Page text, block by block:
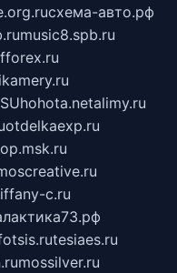
схема-авто.рф
music8.spb.ru
hohota.netalimy.ru
otdelkaexp.ru
c.ru
tesiaes.ru
mossilver.ru